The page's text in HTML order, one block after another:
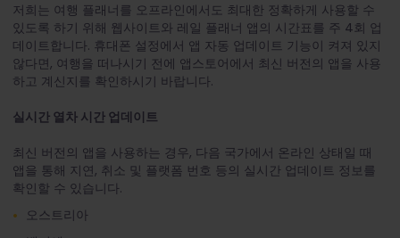
저희는 여행 플래너를 오프라인에서도 최대한 정확하게 사용할 수
있도록 하기 위해 웹사이트와 레일 플래너 앱의 시간표를 주 4회 업
데이트합니다. 휴대폰 설정에서 앱 자동 업데이트 기능이 켜져 있지
않다면, 여행을 떠나시기 전에 앱스토어에서 최신 버전의 앱을 사용
하고 계신지를 확인하시기 바랍니다.
실시간 열차 시간 업데이트
최신 버전의 앱을 사용하는 경우, 다음 국가에서 온라인 상태일 때
앱을 통해 지연, 취소 및 플랫폼 번호 등의 실시간 업데이트 정보를
확인할 수 있습니다.
오스트리아